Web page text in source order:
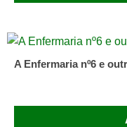
A Enfermaria nº6 e